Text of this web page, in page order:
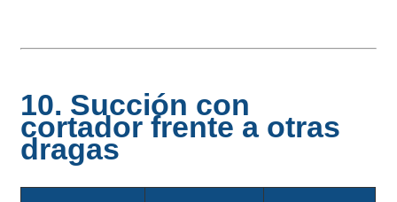
10. Succión con
cortador frente a otras
dragas